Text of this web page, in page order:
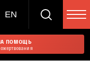
EN
ПОМОЩЬ